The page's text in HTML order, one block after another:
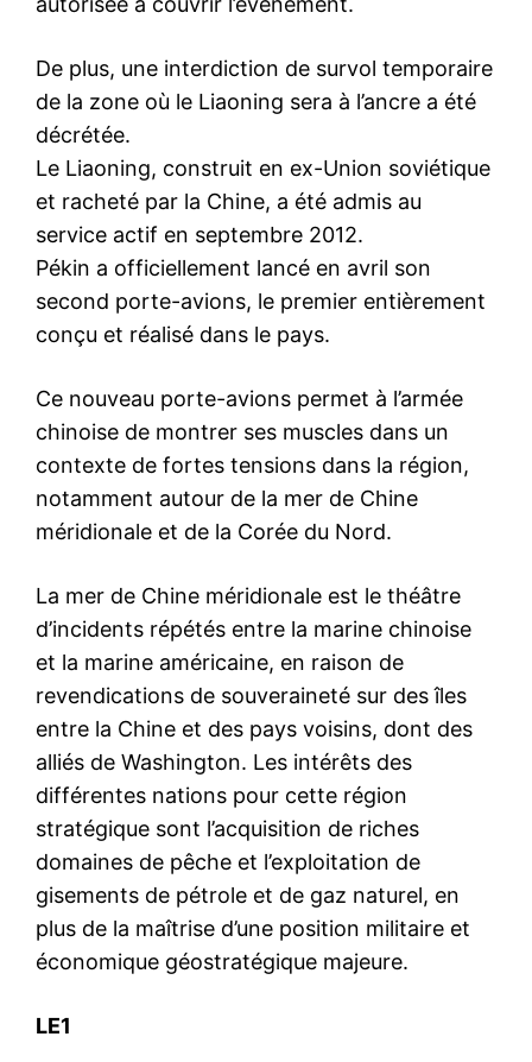
De plus, une interdiction de survol temporaire
de la zone où le Liaoning sera à l’ancre a été
décrétée.
Le Liaoning, construit en ex-Union soviétique
et racheté par la Chine, a été admis au
service actif en septembre 2012.
Pékin a officiellement lancé en avril son
second porte-avions, le premier entièrement
conçu et réalisé dans le pays.
Ce nouveau porte-avions permet à l’armée
chinoise de montrer ses muscles dans un
contexte de fortes tensions dans la région,
notamment autour de la mer de Chine
méridionale et de la Corée du Nord.
La mer de Chine méridionale est le théâtre
d’incidents répétés entre la marine chinoise
et la marine américaine, en raison de
revendications de souveraineté sur des îles
entre la Chine et des pays voisins, dont des
alliés de Washington. Les intérêts des
différentes nations pour cette région
stratégique sont l’acquisition de riches
domaines de pêche et l’exploitation de
gisements de pétrole et de gaz naturel, en
plus de la maîtrise d’une position militaire et
économique géostratégique majeure.
LE1